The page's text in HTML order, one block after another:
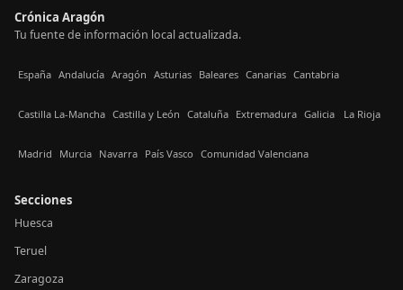
Crónica Aragón
Tu fuente de información local actualizada.
España Andalucía Aragón Asturias Baleares Canarias Cantabria
Castilla La-Mancha Castilla y León Cataluña Extremadura Galicia La Rioja
Madrid Murcia Navarra País Vasco Comunidad Valenciana
Secciones
Huesca
Teruel
Zaragoza